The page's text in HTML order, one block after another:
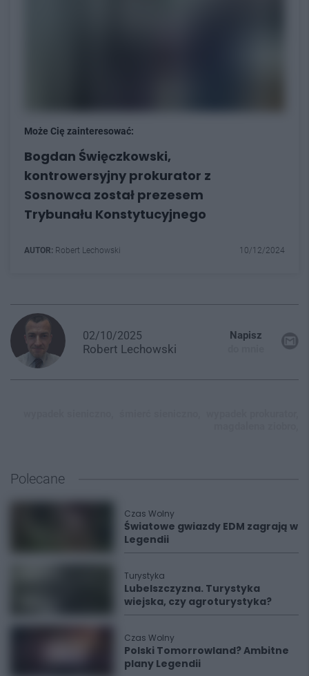
Może Cię zainteresować:
Bogdan Święczkowski,
kontrowersyjny prokurator z
Sosnowca został prezesem
Trybunału Konstytucyjnego
AUTOR: Robert Lechowski 10/12/2024
02/10/2025
Robert Lechowski
Napisz
Polecane
Czas Wolny
Światowe gwiazdy EDM zagrają w
Legendii
Turystyka
Lubelszczyzna. Turystyka
wiejska, czy agroturystyka?
Czas Wolny
Polski Tomorrowland? Ambitne
plany Legendii